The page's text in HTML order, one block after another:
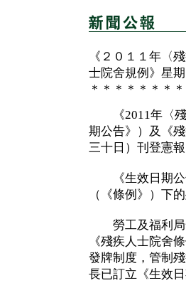
《２０１１年〈
士院舍規例》星
＊＊＊＊＊＊＊
《2011年〈殘
期公告》）及《
三十日）刊登憲報
《生效日期公
（《條例》）下
勞工及福利局
《殘疾人士院舍
發牌制度，管制
長已訂立《生效